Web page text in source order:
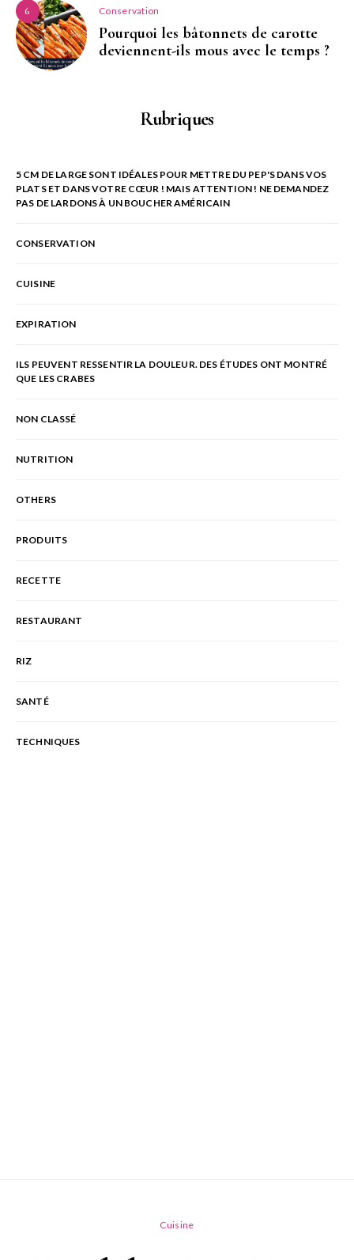
6 Conservation
Pourquoi les bâtonnets de carotte
deviennent-ils mous avec le temps ?
Rubriques
5 CM DE LARGE SONT IDÉALES POUR METTRE DU PEP'S DANS VOS
PLATS ET DANS VOTRE CŒUR ! MAIS ATTENTION ! NE DEMANDEZ
PAS DE LARDONS À UN BOUCHER AMÉRICAIN
CONSERVATION
CUISINE
EXPIRATION
ILS PEUVENT RESSENTIR LA DOULEUR. DES ÉTUDES ONT MONTRÉ
QUE LES CRABES
NON CLASSÉ
NUTRITION
OTHERS
PRODUITS
RECETTE
RESTAURANT
RIZ
SANTÉ
TECHNIQUES
Cuisine